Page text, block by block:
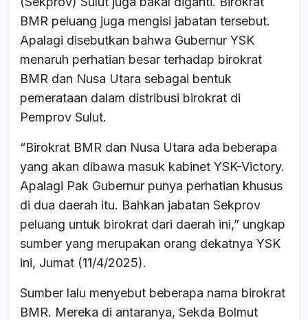
BMR peluang juga mengisi jabatan tersebut.
Apalagi disebutkan bahwa Gubernur YSK
menaruh perhatian besar terhadap birokrat
BMR dan Nusa Utara sebagai bentuk
pemerataan dalam distribusi birokrat di
Pemprov Sulut.
“Birokrat BMR dan Nusa Utara ada beberapa
yang akan dibawa masuk kabinet YSK-Victory.
Apalagi Pak Gubernur punya perhatian khusus
di dua daerah itu. Bahkan jabatan Sekprov
peluang untuk birokrat dari daerah ini,” ungkap
sumber yang merupakan orang dekatnya YSK
ini, Jumat (11/4/2025).
Sumber lalu menyebut beberapa nama birokrat
BMR. Mereka di antaranya, Sekda Bolmut